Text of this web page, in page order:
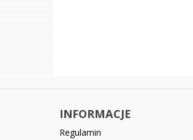
INFORMACJE
Regulamin